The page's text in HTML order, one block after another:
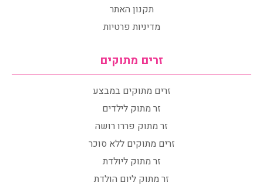
תקנון האתר
מדיניות פרטיות
זרים מתוקים
זרים מתוקים במבצע
זר מתוק לילדים
זר מתוק פררו רושה
זרים מתוקים ללא סוכר
זר מתוק ליולדת
זר מתוק ליום הולדת